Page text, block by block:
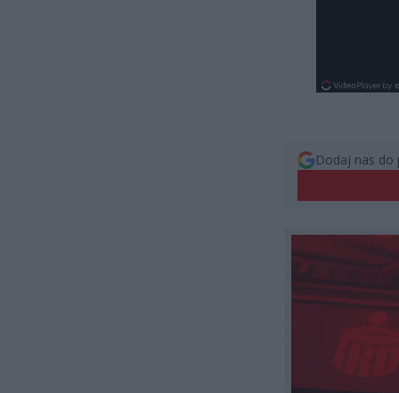
Dodaj nas do